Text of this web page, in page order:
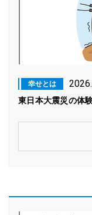
幸せとは
東日本大震災の体